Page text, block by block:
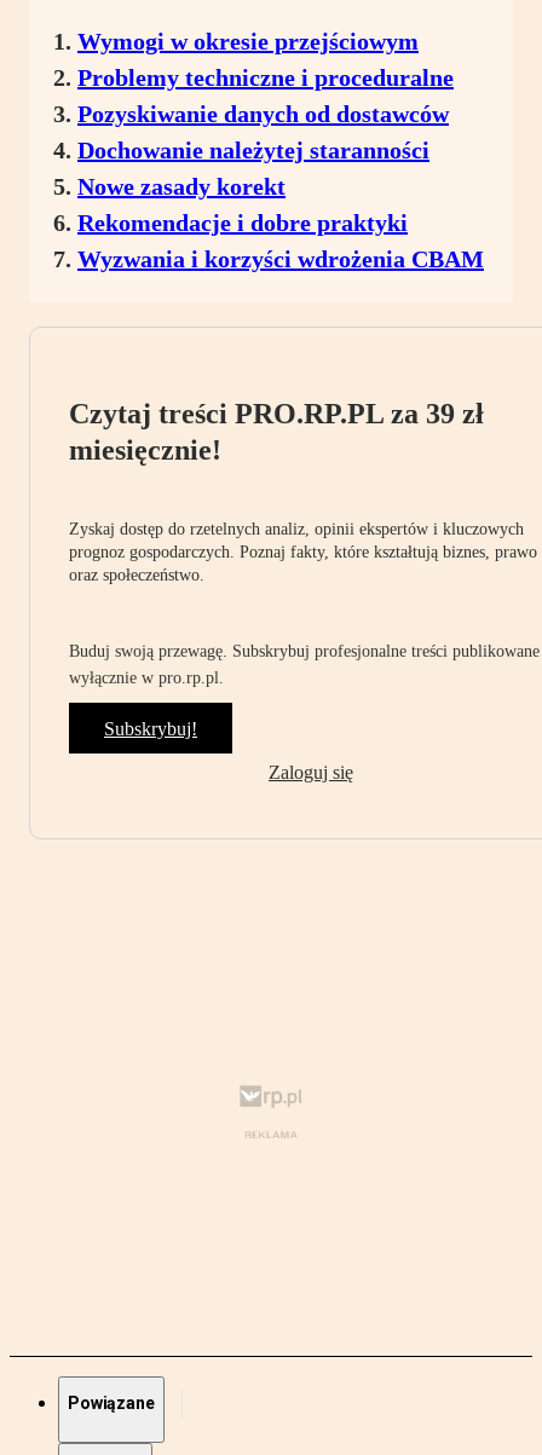
Wymogi w okresie przejściowym
Problemy techniczne i proceduralne
Pozyskiwanie danych od dostawców
Dochowanie należytej staranności
Nowe zasady korekt
Rekomendacje i dobre praktyki
Wyzwania i korzyści wdrożenia CBAM
Czytaj treści PRO.RP.PL za 39 zł
miesięcznie!
Zyskaj dostęp do rzetelnych analiz, opinii ekspertów i kluczowych
prognoz gospodarczych. Poznaj fakty, które kształtują biznes, prawo
oraz społeczeństwo.
Buduj swoją przewagę. Subskrybuj profesjonalne treści publikowane
wyłącznie w pro.rp.pl.
Subskrybuj!
Zaloguj się
Powiązane